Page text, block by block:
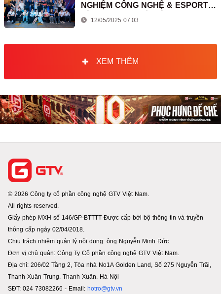
NGHIỆM CÔNG NGHỆ & ESPORTS
ĐỈNH CAO TẠI HÀ NỘI
12/05/2025 07:03
XEM THÊM
© 2026 Công ty cổ phần công nghệ GTV Việt Nam.
All rights reserved.
Giấy phép MXH số 146/GP-BTTTT Được cấp bởi bộ thông tin và truyền
thông cấp ngày 02/04/2018.
Chịu trách nhiệm quản lý nội dung: ông Nguyễn Minh Đức.
Đơn vị chủ quản: Công Ty Cổ phần công nghệ GTV Việt Nam.
Địa chỉ: 206/02 Tầng 2, Tòa nhà No1A Golden Land, Số 275 Nguyễn Trãi,
Thanh Xuân Trung. Thanh Xuân. Hà Nội
SĐT: 024 73082266 - Email: hotro@gtv.vn